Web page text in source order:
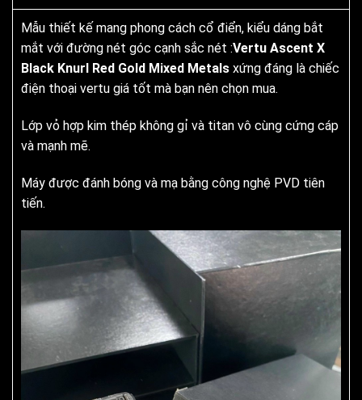
Mẫu thiết kế mang phong cách cổ điển, kiểu dáng bắt
mắt với đường nét góc cạnh sắc nét :Vertu Ascent X
Black Knurl Red Gold Mixed Metals xứng đáng là chiếc
điện thoại vertu giá tốt mà bạn nên chọn mua.
Lớp vỏ hợp kim thép không gỉ và titan vô cùng cứng cáp
và mạnh mẽ.
Máy được đánh bóng và mạ bằng công nghệ PVD tiên
tiến.